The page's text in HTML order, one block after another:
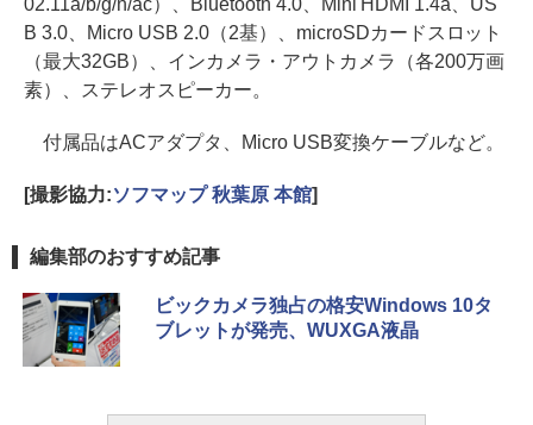
B 3.0、Micro USB 2.0（2基）、microSDカードスロット
（最大32GB）、インカメラ・アウトカメラ（各200万画
素）、ステレオスピーカー。
付属品はACアダプタ、Micro USB変換ケーブルなど。
[撮影協力:ソフマップ 秋葉原 本館]
編集部のおすすめ記事
ビックカメラ独占の格安Windows 10タ
ブレットが発売、WUXGA液晶